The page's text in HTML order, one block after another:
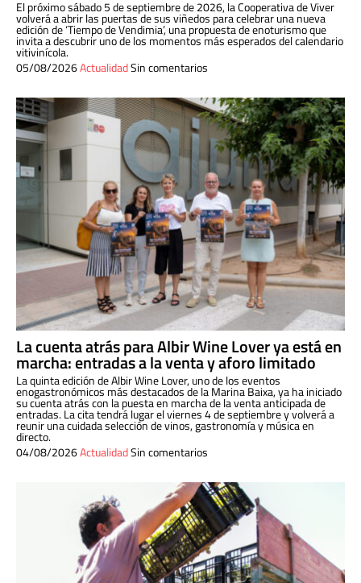
El próximo sábado 5 de septiembre de 2026, la Cooperativa de Viver
volverá a abrir las puertas de sus viñedos para celebrar una nueva
edición de ‘Tiempo de Vendimia’, una propuesta de enoturismo que
invita a descubrir uno de los momentos más esperados del calendario
vitivinícola.
05/08/2026ActualidadSin comentarios
La cuenta atrás para Albir Wine Lover ya está en
marcha: entradas a la venta y aforo limitado
La quinta edición de Albir Wine Lover, uno de los eventos
enogastronómicos más destacados de la Marina Baixa, ya ha iniciado
su cuenta atrás con la puesta en marcha de la venta anticipada de
entradas. La cita tendrá lugar el viernes 4 de septiembre y volverá a
reunir una cuidada selección de vinos, gastronomía y música en
directo.
04/08/2026ActualidadSin comentarios